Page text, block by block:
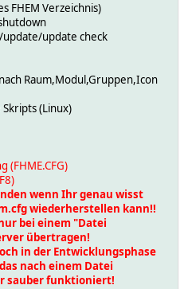
FHEM Verzeichnis)
update check
Raum,Modul,Gruppen,Icon
(Linux)
(FHME.CFG)
wenn Ihr genau wisst
wiederherstellen kann!!
bei einem "Datei
übertragen!
in der Entwicklungsphase
nach einem Datei
sauber funktioniert!